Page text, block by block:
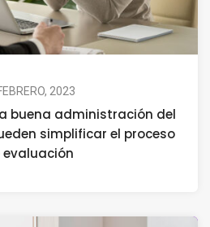
2023
buena administración del
simplificar el proceso
evaluación